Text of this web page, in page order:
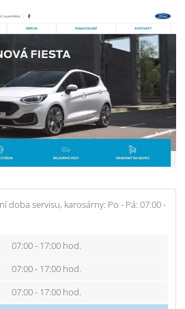
doba servisu, karosárny: Po - Pá: 07:00 -
07:00 - 17:00 hod.
07:00 - 17:00 hod.
07:00 - 17:00 hod.